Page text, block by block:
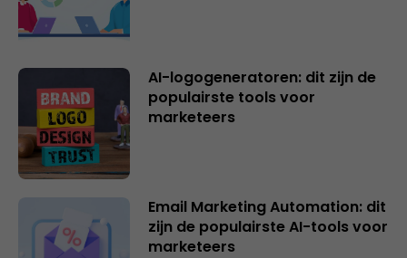
AI-logogeneratoren: dit zijn de
populairste tools voor
marketeers
Email Marketing Automation: dit
zijn de populairste AI-tools voor
marketeers